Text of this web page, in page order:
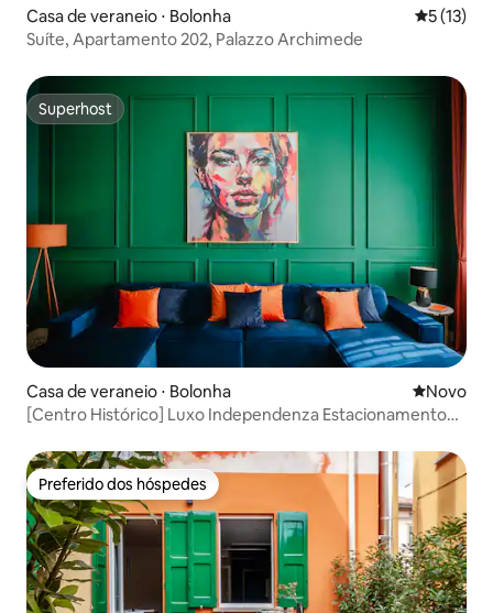
Casa de veraneio ⋅ Bolonha 5 de uma
5 (13)
Suíte, Apartamento 202, Palazzo Archimede
Superhost
Superhost
Casa de veraneio ⋅ Bolonha Novo
Novo
[Centro Histórico] Luxo Independenza Estacionamento
Preferido dos hóspedes
Preferido dos hóspedes